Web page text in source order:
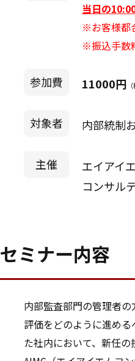
当日の
※お客様都
※振込手数
参加費 11000円
対象者 内部統制
主催
エイアイ
コンサル
セミナー内容
内部監査部門の管理者
評価をどのように進め
た社内において、新任